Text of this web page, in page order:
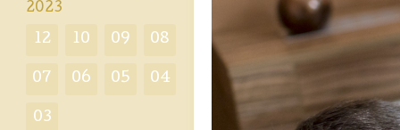
2023
12 10 09 08
07 06 05 04
03